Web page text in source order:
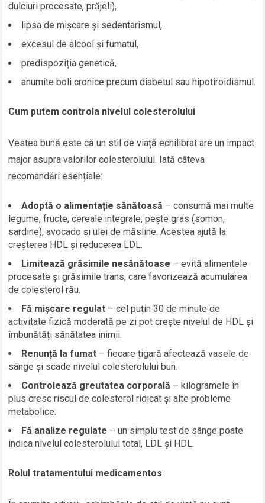
dulciuri procesate, prăjeli),
lipsa de mișcare și sedentarismul,
excesul de alcool și fumatul,
predispoziția genetică,
anumite boli cronice precum diabetul sau hipotiroidismul.
Cum putem controla nivelul colesterolului
Vestea bună este că un stil de viață echilibrat are un impact
major asupra valorilor colesterolului. Iată câteva
recomandări esențiale:
Adoptă o alimentație sănătoasă – consumă mai multe
legume, fructe, cereale integrale, pește gras (somon,
sardine), avocado și ulei de măsline. Acestea ajută la
creșterea HDL și reducerea LDL.
Limitează grăsimile nesănătoase – evită alimentele
procesate și grăsimile trans, care favorizează acumularea
de colesterol rău.
Fă mișcare regulat – cel puțin 30 de minute de
activitate fizică moderată pe zi pot crește nivelul de HDL și
îmbunătăți sănătatea inimii.
Renunță la fumat – fiecare țigară afectează vasele de
sânge și scade nivelul colesterolului bun.
Controlează greutatea corporală – kilogramele în
plus cresc riscul de colesterol ridicat și alte probleme
metabolice.
Fă analize regulate – un simplu test de sânge poate
indica nivelul colesterolului total, LDL și HDL.
Rolul tratamentului medicamentos